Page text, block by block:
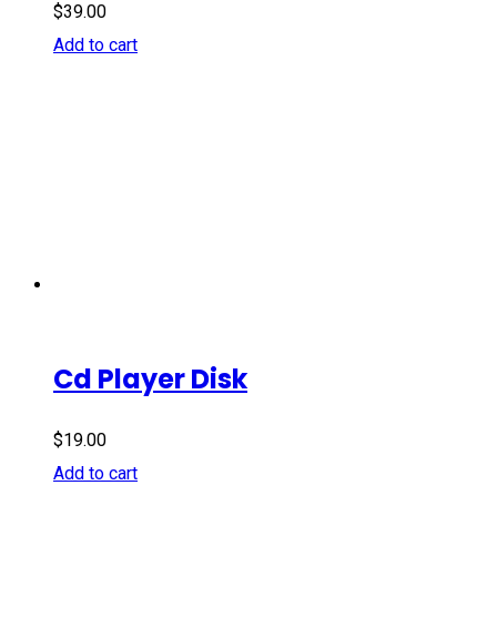
$39.00
Add to cart
Cd Player Disk
$19.00
Add to cart